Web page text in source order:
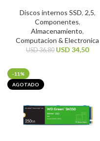
Discos internos SSD, 2,5,
Componentes,
Almacenamiento,
Computacion & Electronica
USD36,80 USD 34,50
-11%
AGOTADO